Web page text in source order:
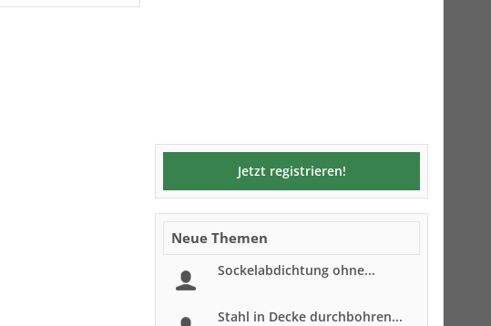
Jetzt registrieren!
Neue Themen
Sockelabdichtung ohne...
Stahl in Decke durchbohren...